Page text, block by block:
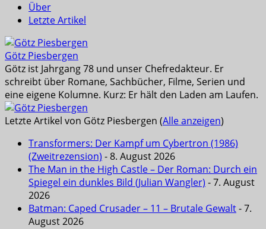
Über
Letzte Artikel
Götz Piesbergen
Götz ist Jahrgang 78 und unser Chefredakteur. Er
schreibt über Romane, Sachbücher, Filme, Serien und
eine eigene Kolumne. Kurz: Er hält den Laden am Laufen.
Letzte Artikel von Götz Piesbergen (Alle anzeigen)
Transformers: Der Kampf um Cybertron (1986)
(Zweitrezension) - 8. August 2026
The Man in the High Castle – Der Roman: Durch ein
Spiegel ein dunkles Bild (Julian Wangler) - 7. August
2026
Batman: Caped Crusader – 11 – Brutale Gewalt- 7.
August 2026